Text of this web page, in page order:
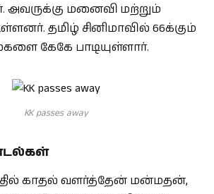
அவருக்கு மனைவி மற்றும்
தமிழ் சினிமாவில் 66க்கும்
கேகே பாடியுள்ளார்.
KK passes away
காதல் வளர்த்தேன் மன்மதன்,